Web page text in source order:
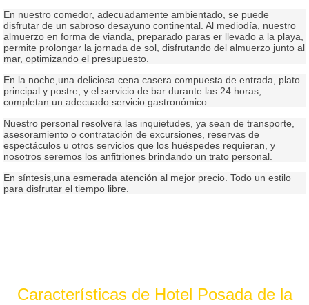
En nuestro comedor, adecuadamente ambientado, se puede
disfrutar de un sabroso desayuno continental. Al mediodía, nuestro
almuerzo en forma de vianda, preparado paras er llevado a la playa,
permite prolongar la jornada de sol, disfrutando del almuerzo junto al
mar, optimizando el presupuesto.
En la noche,una deliciosa cena casera compuesta de entrada, plato
principal y postre, y el servicio de bar durante las 24 horas,
completan un adecuado servicio gastronómico.
Nuestro personal resolverá las inquietudes, ya sean de transporte,
asesoramiento o contratación de excursiones, reservas de
espectáculos u otros servicios que los huéspedes requieran, y
nosotros seremos los anfitriones brindando un trato personal.
En síntesis,una esmerada atención al mejor precio. Todo un estilo
para disfrutar el tiempo libre.
Características de Hotel Posada de la